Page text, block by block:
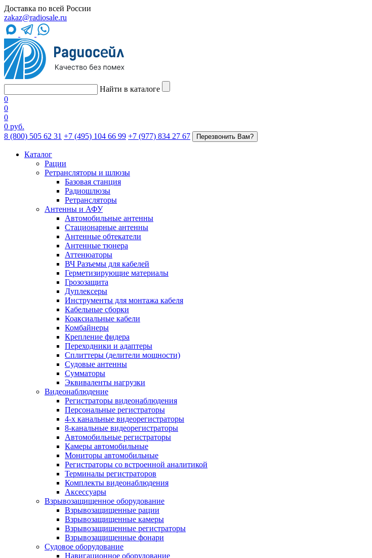
Доставка по всей России
zakaz@radiosale.ru
Найти в каталоге
0
0
0
0 руб.
8 (800) 505 62 31 +7 (495) 104 66 99 +7 (977) 834 27 67 Перезвонить Вам?
Каталог
Рации
Ретрансляторы и шлюзы
Базовая станция
Радиошлюзы
Ретрансляторы
Антенны и АФУ
Автомобильные антенны
Стационарные антенны
Антенные обтекатели
Антенные тюнера
Аттенюаторы
ВЧ Разъемы для кабелей
Герметизирующие материалы
Грозозащита
Дуплексеры
Инструменты для монтажа кабеля
Кабельные сборки
Коаксиальные кабели
Комбайнеры
Крепление фидера
Переходники и адаптеры
Сплиттеры (делители мощности)
Судовые антенны
Сумматоры
Эквиваленты нагрузки
Видеонаблюдение
Регистраторы видеонаблюдения
Персональные регистраторы
4-х канальные видеорегистраторы
8-канальные видеорегистраторы
Автомобильные регистраторы
Камеры автомобильные
Мониторы автомобильные
Регистраторы со встроенной аналитикой
Терминалы регистраторов
Комплекты видеонаблюдения
Аксессуары
Взрывозащищенное оборудование
Взрывозащищенные рации
Взрывозащищенные камеры
Взрывозащищенные регистраторы
Взрывозащищенные фонари
Судовое оборудование
Навигационное оборудование